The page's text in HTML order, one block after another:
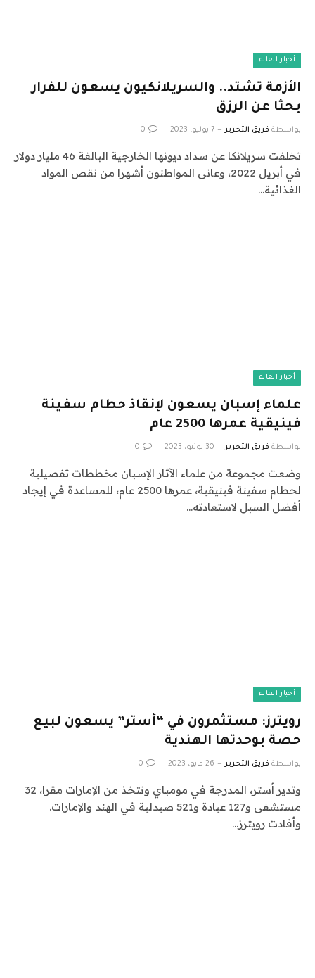
أخبار العالم
الأزمة تشتد.. والسريلانكيون يسعون للفرار
بحثا عن الرزق
بواسطة فريق التحرير 7 يوليو، 2023 0
تخلفت سريلانكا عن سداد ديونها الخارجية البالغة 46 مليار دولار
في أبريل 2022، وعانى المواطنون أشهرا من نقص المواد
الغذائية…
أخبار العالم
علماء إسبان يسعون لإنقاذ حطام سفينة
فينيقية عمرها 2500 عام
بواسطة فريق التحرير 30 يونيو، 2023 0
وضعت مجموعة من علماء الآثار الإسبان مخططات تفصيلية
لحطام سفينة فينيقية، عمرها 2500 عام، للمساعدة في إيجاد
أفضل السبل لاستعادته…
أخبار العالم
رويترز: مستثمرون في “أستر” يسعون لبيع
حصة بوحدتها الهندية
بواسطة فريق التحرير 26 مايو، 2023 0
وتدير أستر، المدرجة في مومباي وتتخذ من الإمارات مقرا، 32
مستشفى و127 عيادة و521 صيدلية في الهند والإمارات.
وأفادت رويترز…